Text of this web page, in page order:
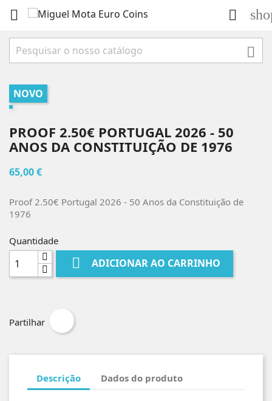
 

NOVO
PROOF 2.50€ PORTUGAL 2026 - 50
ANOS DA CONSTITUIÇÃO DE 1976
65,00 €
Proof 2.50€ Portugal 2026 - 50 Anos da Constituição de
1976
Quantidade
 ADICIONAR AO CARRINHO
Partilhar
Descrição Dados do produto